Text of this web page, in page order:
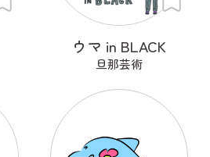
ウマ in BLACK
旦那芸術